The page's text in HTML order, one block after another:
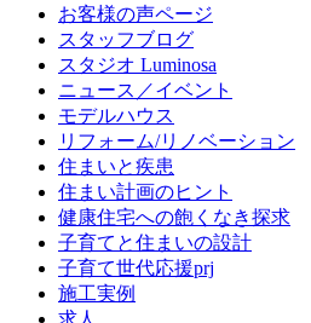
お客様の声ページ
スタッフブログ
スタジオ Luminosa
ニュース／イベント
モデルハウス
リフォーム/リノベーション
住まいと疾患
住まい計画のヒント
健康住宅への飽くなき探求
子育てと住まいの設計
子育て世代応援prj
施工実例
求人